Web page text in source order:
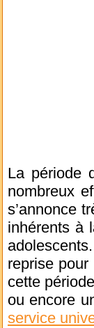
La période
nombreux
s’annonce
inhérents à
reprise pour
cette
ou encore
service